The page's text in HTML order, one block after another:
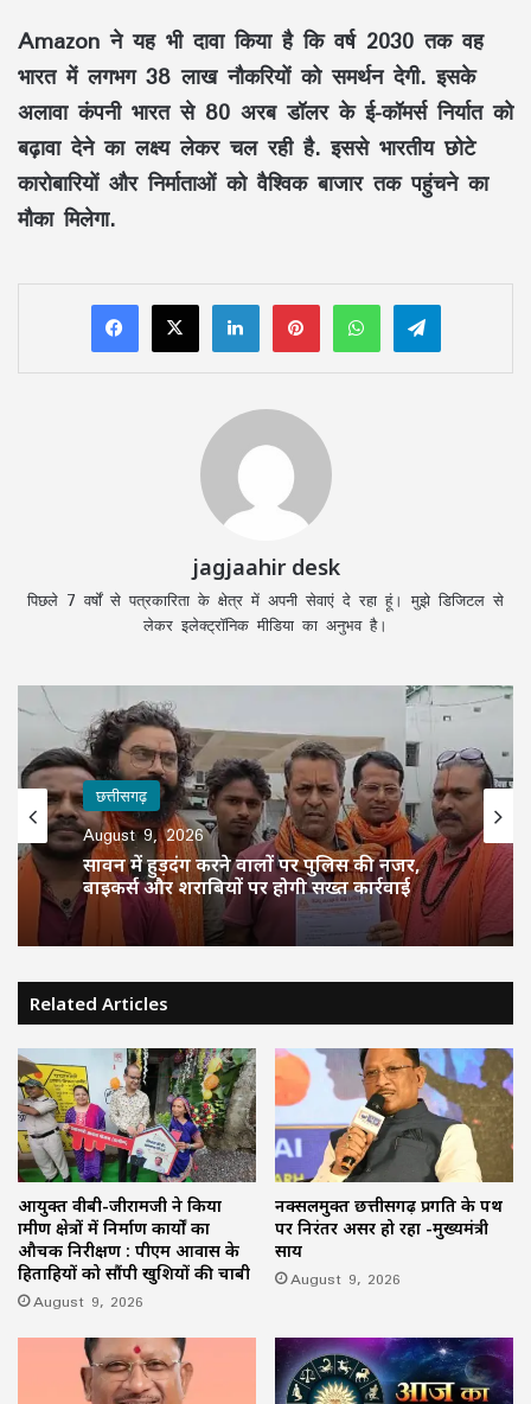
Amazon ने यह भी दावा किया है कि वर्ष 2030 तक वह
भारत में लगभग 38 लाख नौकरियों को समर्थन देगी. इसके
अलावा कंपनी भारत से 80 अरब डॉलर के ई-कॉमर्स निर्यात को
बढ़ावा देने का लक्ष्य लेकर चल रही है. इससे भारतीय छोटे
कारोबारियों और निर्माताओं को वैश्विक बाजार तक पहुंचने का
मौका मिलेगा.
LinkedInPinterestWhatsAppTelegram
jagjaahir desk
पिछले 7 वर्षों से पत्रकारिता के क्षेत्र में अपनी सेवाएं दे रहा हूं। मुझे डिजिटल से
लेकर इलेक्ट्रॉनिक मीडिया का अनुभव है।
छत्तीसगढ़
August 9, 2026
सावन में हुड़दंग करने वालों पर पुलिस की नजर,
बाइकर्स और शराबियों पर होगी सख्त कार्रवाई
Related Articles
आयुक्त वीबी-जीरामजी ने किया
ग्रामीण क्षेत्रों में निर्माण कार्यों का
औचक निरीक्षण : पीएम आवास के
हितग्राहियों को सौंपी खुशियों की चाबी
August 9, 2026
नक्सलमुक्त छत्तीसगढ़ प्रगति के पथ
पर निरंतर अग्रसर हो रहा -मुख्यमंत्री
साय
August 9, 2026